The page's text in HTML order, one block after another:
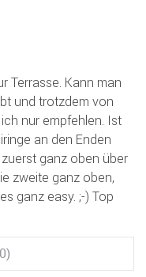
Terrasse. Kann man
und trotzdem von
nur empfehlen. Ist
an den Enden
ganz oben über
zweite ganz oben,
ganz easy. ;-) Top